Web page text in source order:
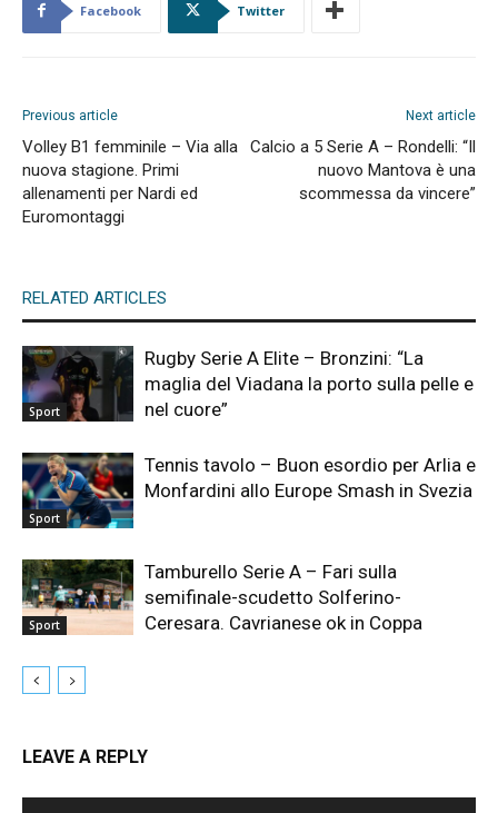
Facebook Twitter
Previous article
Volley B1 femminile – Via alla
nuova stagione. Primi
allenamenti per Nardi ed
Euromontaggi
Next article
Calcio a 5 Serie A – Rondelli: “Il
nuovo Mantova è una
scommessa da vincere”
RELATED ARTICLES
Sport
Rugby Serie A Elite – Bronzini: “La
maglia del Viadana la porto sulla pelle e
nel cuore”
Sport
Tennis tavolo – Buon esordio per Arlia e
Monfardini allo Europe Smash in Svezia
Sport
Tamburello Serie A – Fari sulla
semifinale-scudetto Solferino-
Ceresara. Cavrianese ok in Coppa
LEAVE A REPLY